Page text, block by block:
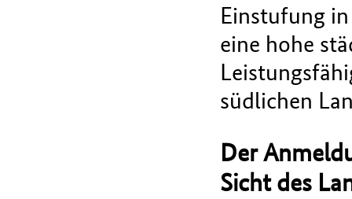
Einstufung
eine hohe
südlichen
Der
Sicht des